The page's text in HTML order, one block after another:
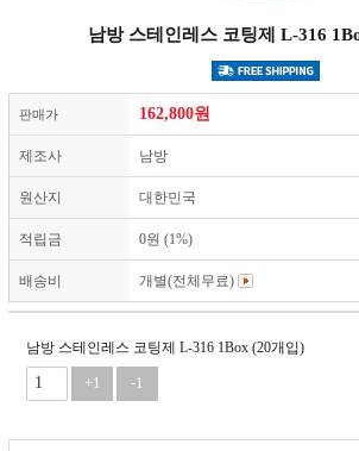
남방 스테인레스 코팅제 L-316
판매가 162,800원
제조사 남방
원산지 대한민국
적립금 0원 (1%)
배송비 개별(전체무료)
남방 스테인레스 코팅제 L-316 1Box (20개입)
+1 -1